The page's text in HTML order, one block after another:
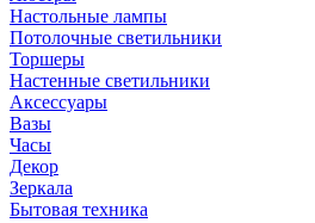
Настольные лампы
Потолочные светильники
Торшеры
Настенные светильники
Аксессуары
Вазы
Часы
Декор
Зеркала
Бытовая техника